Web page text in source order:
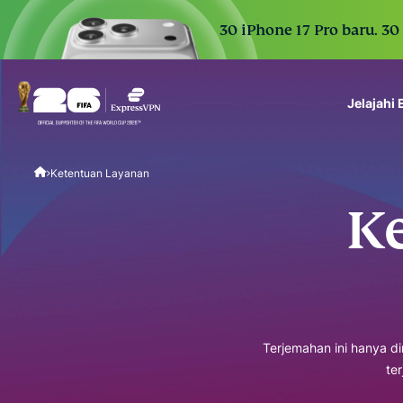
30 iPhone 17 Pro baru.
Jelajahi
Ketentuan Layanan
Terjemahan ini hanya